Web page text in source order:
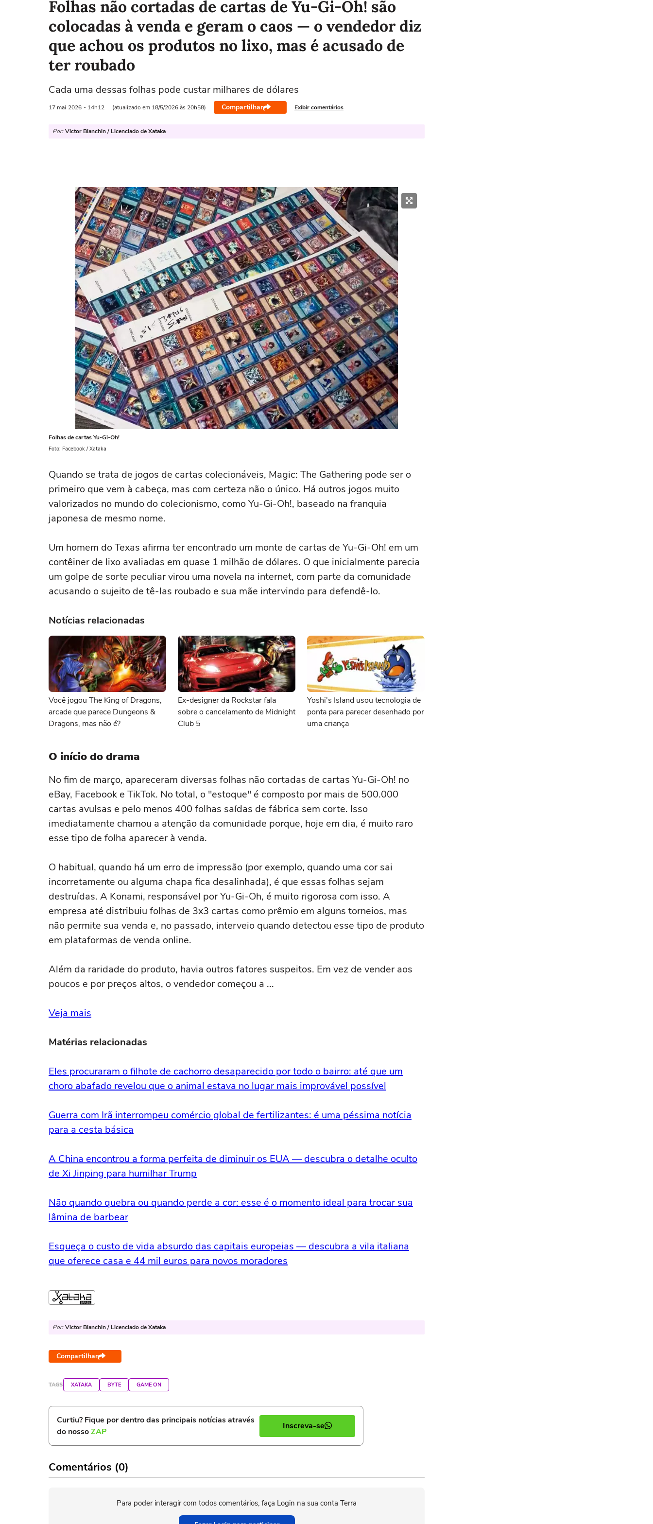
Folhas não cortadas de cartas de Yu-Gi-Oh! são
colocadas à venda e geram o caos — o vendedor diz
que achou os produtos no lixo, mas é acusado de
ter roubado
Cada uma dessas folhas pode custar milhares de dólares
17 mai 2026 - 14h12 (atualizado em 18/5/2026 às 20h58) Compartilhar Exibir comentários
Por: Victor Bianchin / Licenciado de Xataka
Folhas de cartas Yu-Gi-Oh!
Foto: Facebook / Xataka
Quando se trata de jogos de cartas colecionáveis, Magic: The Gathering pode ser o
primeiro que vem à cabeça, mas com certeza não o único. Há outros jogos muito
valorizados no mundo do colecionismo, como Yu-Gi-Oh!, baseado na franquia
japonesa de mesmo nome.
Um homem do Texas afirma ter encontrado um monte de cartas de Yu-Gi-Oh! em um
contêiner de lixo avaliadas em quase 1 milhão de dólares. O que inicialmente parecia
um golpe de sorte peculiar virou uma novela na internet, com parte da comunidade
acusando o sujeito de tê-las roubado e sua mãe intervindo para defendê-lo.
Notícias relacionadas
Você jogou The King of Dragons,
arcade que parece Dungeons &
Dragons, mas não é?
Ex-designer da Rockstar fala
sobre o cancelamento de Midnight
Club 5
Yoshi's Island usou tecnologia de
ponta para parecer desenhado por
uma criança
O início do drama
No fim de março, apareceram diversas folhas não cortadas de cartas Yu-Gi-Oh! no
eBay, Facebook e TikTok. No total, o "estoque" é composto por mais de 500.000
cartas avulsas e pelo menos 400 folhas saídas de fábrica sem corte. Isso
imediatamente chamou a atenção da comunidade porque, hoje em dia, é muito raro
esse tipo de folha aparecer à venda.
O habitual, quando há um erro de impressão (por exemplo, quando uma cor sai
incorretamente ou alguma chapa fica desalinhada), é que essas folhas sejam
destruídas. A Konami, responsável por Yu-Gi-Oh, é muito rigorosa com isso. A
empresa até distribuiu folhas de 3x3 cartas como prêmio em alguns torneios, mas
não permite sua venda e, no passado, interveio quando detectou esse tipo de produto
em plataformas de venda online.
Além da raridade do produto, havia outros fatores suspeitos. Em vez de vender aos
poucos e por preços altos, o vendedor começou a ...
Veja mais
Matérias relacionadas
Eles procuraram o filhote de cachorro desaparecido por todo o bairro: até que um
choro abafado revelou que o animal estava no lugar mais improvável possível
Guerra com Irã interrompeu comércio global de fertilizantes: é uma péssima notícia
para a cesta básica
A China encontrou a forma perfeita de diminuir os EUA — descubra o detalhe oculto
de Xi Jinping para humilhar Trump
Não quando quebra ou quando perde a cor: esse é o momento ideal para trocar sua
lâmina de barbear
Esqueça o custo de vida absurdo das capitais europeias — descubra a vila italiana
que oferece casa e 44 mil euros para novos moradores
Por: Victor Bianchin / Licenciado de Xataka
Compartilhar
TAGS XATAKA BYTE GAME ON
Curtiu? Fique por dentro das principais notícias através
do nossoZAP
Inscreva-se
Comentários (0)
Para poder interagir com todos comentários, faça Login na sua conta Terra